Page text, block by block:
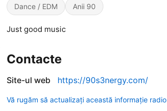
Dance / EDM Anii 90
Just good music
Contacte
Site-ul web https://90s3nergy.com/
Vă rugăm să actualizați această informație radio